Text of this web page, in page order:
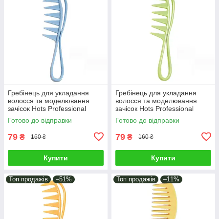
Гребінець для укладання
волосся та моделювання
зачісок Hots Professional
Akula Blue (HP22456-BL)
Готово до відправки
79 ₴ 160 ₴
Купити
Гребінець для укладання
волосся та моделювання
зачісок Hots Professional
Akula Mint Green (HP22456-
MT)
Готово до відправки
79 ₴ 160 ₴
Купити
Топ продажів –51% Топ продажів –11%